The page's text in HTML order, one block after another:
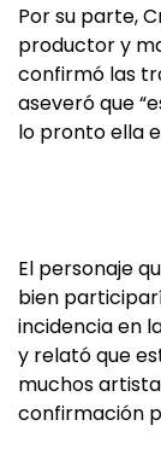
Por su parte,
productor y
confirmó las
aseveró que
lo pronto ella
El personaje
bien
incidencia en
y relató que
muchos
confir­mación